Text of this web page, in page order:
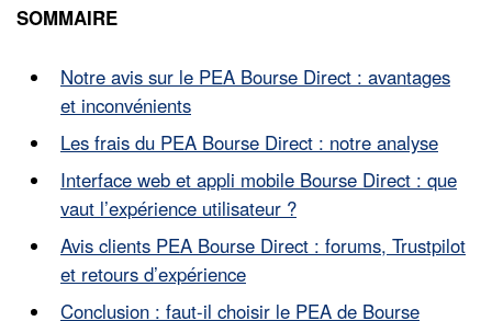
SOMMAIRE
Notre avis sur le PEA Bourse Direct : avantages
et inconvénients
Les frais du PEA Bourse Direct : notre analyse
Interface web et appli mobile Bourse Direct : que
vaut l’expérience utilisateur ?
Avis clients PEA Bourse Direct : forums, Trustpilot
et retours d’expérience
Conclusion : faut-il choisir le PEA de Bourse